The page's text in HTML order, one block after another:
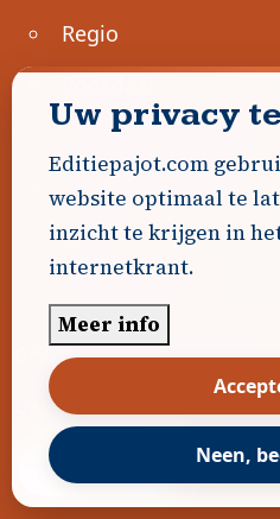
Regio
Sint-Genesius-Rode
Sint-Pieters-Leeuw
Ternat
Geen advertenties
Uw advertentie hier?
Word Partner!
Uw privacy
Editiepajot.com
website optimaal te
inzicht te krijgen in
internetkrant.
Meer info
Neen,